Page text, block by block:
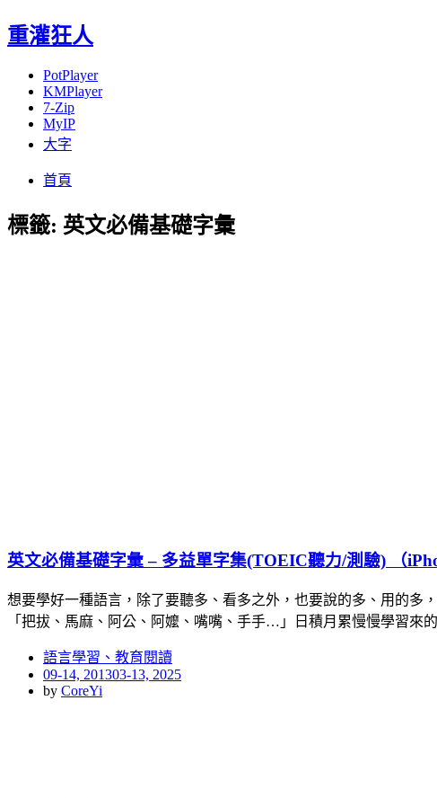
重灌狂人
PotPlayer
KMPlayer
7-Zip
MyIP
大字
首頁
標籤: 英文必備基礎字彙
英文必備基礎字彙 – 多益單字集(TOEIC聽力/測驗) （
想要學好一種語言，除了要聽多、看多之外，也要說的多、用的多
「把拔、馬麻、阿公、阿嬤、嘴嘴、手手…」日積月累慢慢學習來
語言學習、教育閱讀
Posted
on
09-14, 201303-13, 2025
by CoreYi